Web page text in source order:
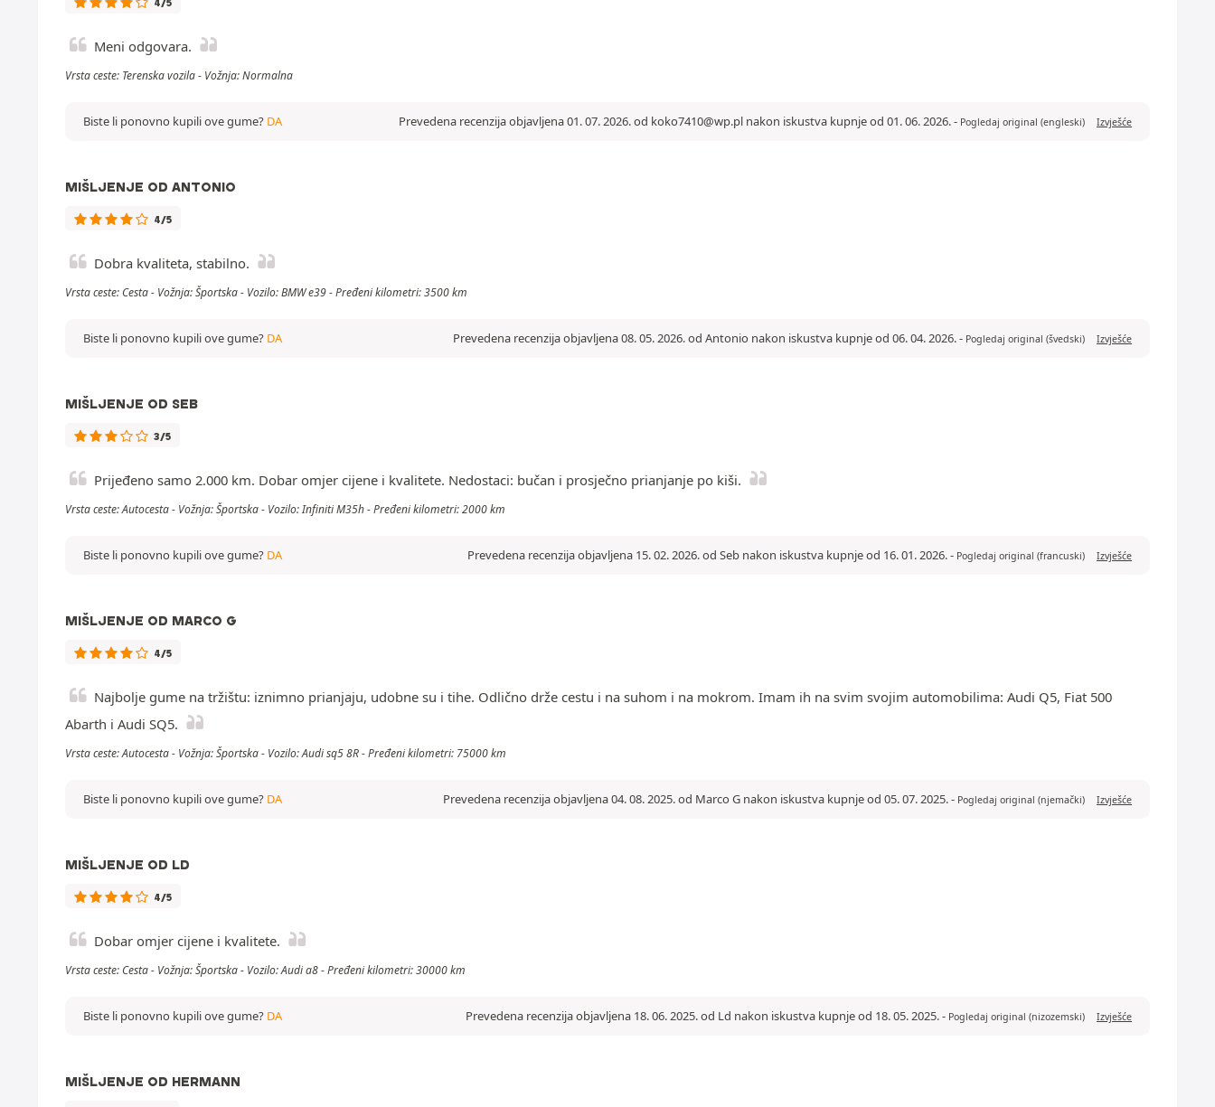
Meni odgovara.
Vrsta ceste: Terenska vozila - Vožnja: Normalna
Prevedena recenzija objavljena 01. 07. 2026. od koko7410@wp.pl nakon iskustva kupnje od 01. 06. 2026.- Pogledaj original (engleski) Izvješće
Biste li ponovno kupili ove gume? DA
MIŠLJENJE OD ANTONIO
4/5
Dobra kvaliteta, stabilno.
Vrsta ceste: Cesta - Vožnja: Športska - Vozilo: BMW e39 - Pređeni kilometri: 3500 km
Prevedena recenzija objavljena 08. 05. 2026. od Antonio nakon iskustva kupnje od 06. 04. 2026.- Pogledaj original (švedski) Izvješće
Biste li ponovno kupili ove gume? DA
MIŠLJENJE OD SEB
3/5
Prijeđeno samo 2.000 km. Dobar omjer cijene i kvalitete. Nedostaci: bučan i prosječno prianjanje po kiši.
Vrsta ceste: Autocesta - Vožnja: Športska - Vozilo: Infiniti M35h - Pređeni kilometri: 2000 km
Prevedena recenzija objavljena 15. 02. 2026. od Seb nakon iskustva kupnje od 16. 01. 2026.- Pogledaj original (francuski) Izvješće
Biste li ponovno kupili ove gume? DA
MIŠLJENJE OD MARCO G
4/5
Najbolje gume na tržištu: iznimno prianjaju, udobne su i tihe. Odlično drže cestu i na suhom i na mokrom. Imam ih na svim svojim automobilima: Audi Q5, Fiat 500
Abarth i Audi SQ5.
Vrsta ceste: Autocesta - Vožnja: Športska - Vozilo: Audi sq5 8R - Pređeni kilometri: 75000 km
Prevedena recenzija objavljena 04. 08. 2025. od Marco G nakon iskustva kupnje od 05. 07. 2025.- Pogledaj original (njemački) Izvješće
Biste li ponovno kupili ove gume? DA
MIŠLJENJE OD LD
4/5
Dobar omjer cijene i kvalitete.
Vrsta ceste: Cesta - Vožnja: Športska - Vozilo: Audi a8 - Pređeni kilometri: 30000 km
Prevedena recenzija objavljena 18. 06. 2025. od Ld nakon iskustva kupnje od 18. 05. 2025.- Pogledaj original (nizozemski) Izvješće
Biste li ponovno kupili ove gume? DA
MIŠLJENJE OD HERMANN